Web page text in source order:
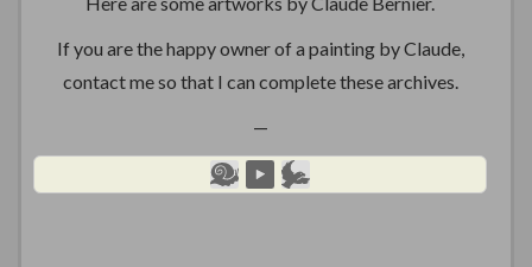
If you are the happy owner of a painting by Claude,
contact me so that I can complete these archives.
—